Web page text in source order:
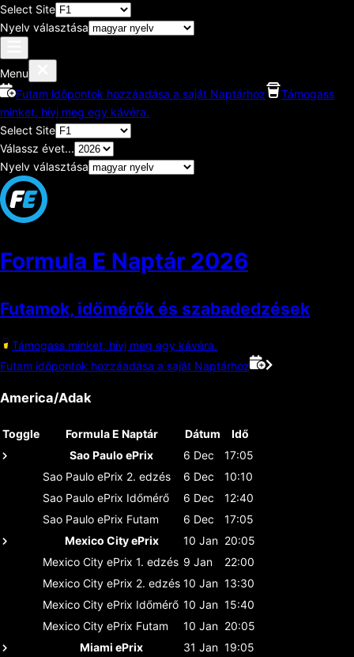
Select Site
Nyelv választása
Menu
Futam időpontok hozzáadása a saját Naptárhoz
Támogass
minket, hívj meg egy kávéra.
Select Site
Válassz évet...
Nyelv választása
Formula E Naptár 2026
Futamok, időmérők és szabadedzések
Támogass minket, hívj meg egy kávéra.
Futam időpontok hozzáadása a saját Naptárhoz
America/Adak
Toggle Formula E Naptár Dátum
Idő
Sao Paulo ePrix
6 Dec
17:05
Sao Paulo ePrix 2. edzés 6 Dec
10:10
Sao Paulo ePrix Időmérő 6 Dec
12:40
Sao Paulo ePrix Futam 6 Dec
17:05
Mexico City ePrix
10 Jan 20:05
Mexico City ePrix 1. edzés 9 Jan
22:00
Mexico City ePrix 2. edzés 10 Jan 13:30
Mexico City ePrix Időmérő 10 Jan 15:40
Mexico City ePrix Futam 10 Jan 20:05
Miami ePrix
31 Jan 19:05